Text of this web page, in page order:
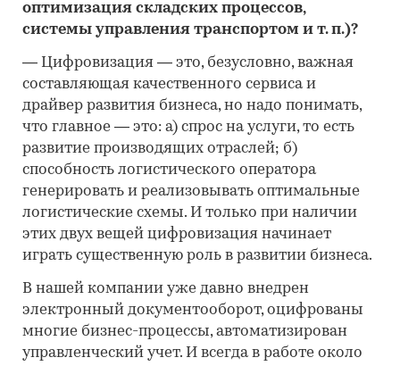
оптимизация складских процессов,
системы управления транспортом и т. п.)?
— Цифровизация — это, безусловно, важная
составляющая качественного сервиса и
драйвер развития бизнеса, но надо понимать,
что главное — это: а) спрос на услуги, то есть
развитие производящих отраслей; б)
способность логистического оператора
генерировать и реализовывать оптимальные
логистические схемы. И только при наличии
этих двух вещей цифровизация начинает
играть существенную роль в развитии бизнеса.
В нашей компании уже давно внедрен
электронный документооборот, оцифрованы
многие бизнес-процессы, автоматизирован
управленческий учет. И всегда в работе около